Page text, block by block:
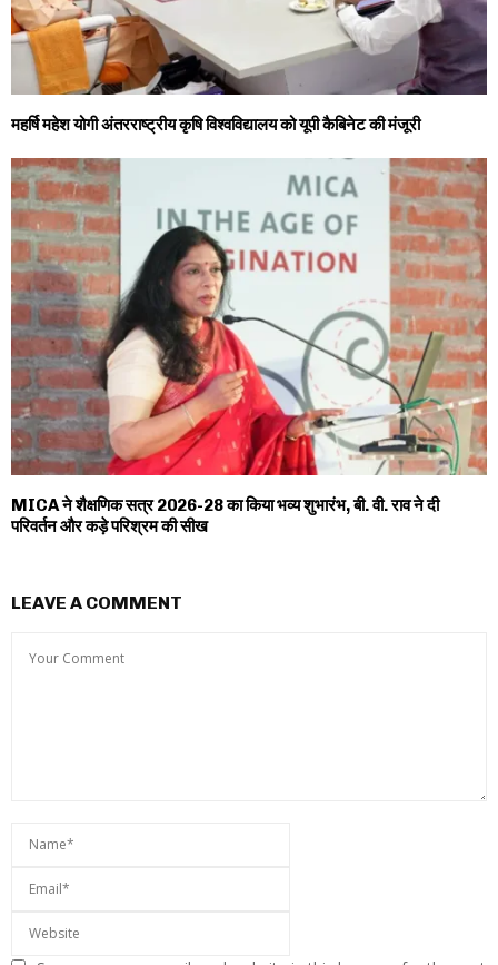
महर्षि महेश योगी अंतरराष्ट्रीय कृषि विश्वविद्यालय को यूपी कैबिनेट की मंजूरी
MICA ने शैक्षणिक सत्र 2026-28 का किया भव्य शुभारंभ, बी. वी. राव ने दी
परिवर्तन और कड़े परिश्रम की सीख
LEAVE A COMMENT